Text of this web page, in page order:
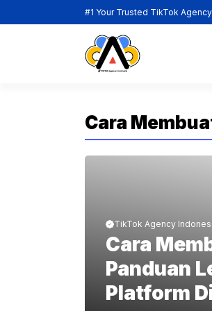
to
#1 Your Trusted TikTok
Cara
TikTok Agency
Cara
Panduan
Platform